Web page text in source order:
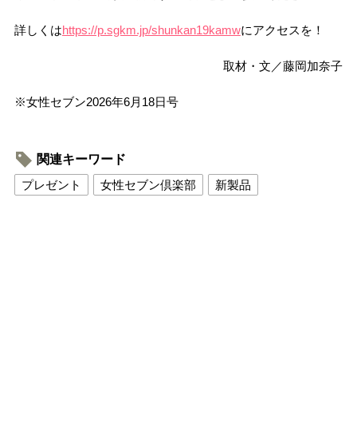
詳しくはhttps://p.sgkm.jp/shunkan19kamwにアクセスを！
取材・文／藤岡加奈子
※女性セブン2026年6月18日号
関連キーワード
プレゼント
女性セブン倶楽部 新製品